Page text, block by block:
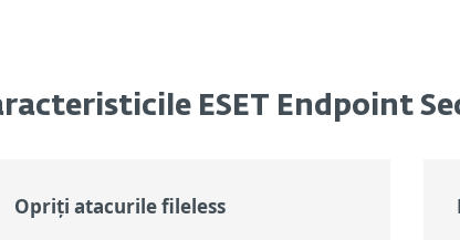
ESET Endpoint
Opriți atacurile fileless